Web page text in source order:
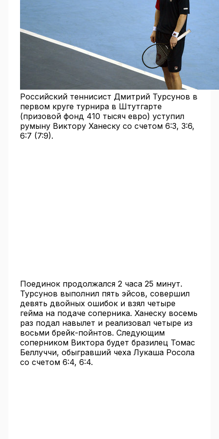
Российский теннисист Дмитрий Турсунов в
первом круге турнира в Штутгарте
(призовой фонд 410 тысяч евро) уступил
румыну Виктору Ханеску со счетом 6:3, 3:6,
6:7 (7:9).
Поединок продолжался 2 часа 25 минут.
Турсунов выполнил пять эйсов, совершил
девять двойных ошибок и взял четыре
гейма на подаче соперника. Ханеску восемь
раз подал навылет и реализовал четыре из
восьми брейк-пойнтов. Следующим
соперником Виктора будет бразилец Томас
Беллуччи, обыгравший чеха Лукаша Росола
со счетом 6:4, 6:4.